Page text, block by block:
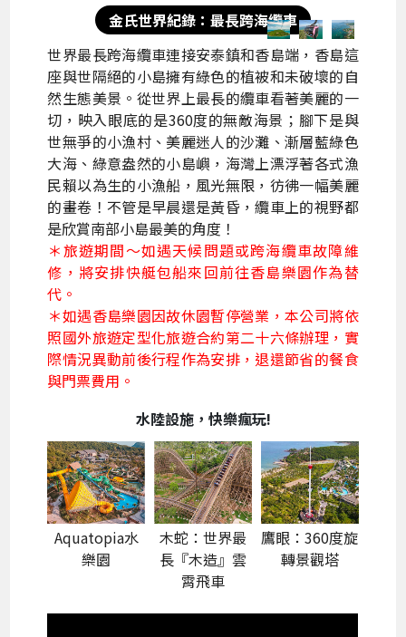
金氏世界紀錄：最長跨海纜車
世界最長跨海纜車連接安泰鎮和香島端，香島這
座與世隔絕的小島擁有綠色的植被和未破壞的自
然生態美景。從世界上最長的纜車看著美麗的一
切，映入眼底的是360度的無敵海景；腳下是與
世無爭的小漁村、美麗迷人的沙灘、漸層藍綠色
大海、綠意盎然的小島嶼，海灣上漂浮著各式漁
民賴以為生的小漁船，風光無限，彷彿一幅美麗
的畫卷！不管是早晨還是黃昏，纜車上的視野都
是欣賞南部小島最美的角度！
＊旅遊期間～如遇天候問題或跨海纜車故障維
修，將安排快艇包船來回前往香島樂園作為替
代。
＊如遇香島樂園因故休園暫停營業，本公司將依
照國外旅遊定型化旅遊合約第二十六條辦理，實
際情況異動前後行程作為安排，退還節省的餐食
與門票費用。
水陸設施，快樂瘋玩!
Aquatopia水
樂園
木蛇：世界最
長『木造』雲
霄飛車
鷹眼：360度旋
轉景觀塔